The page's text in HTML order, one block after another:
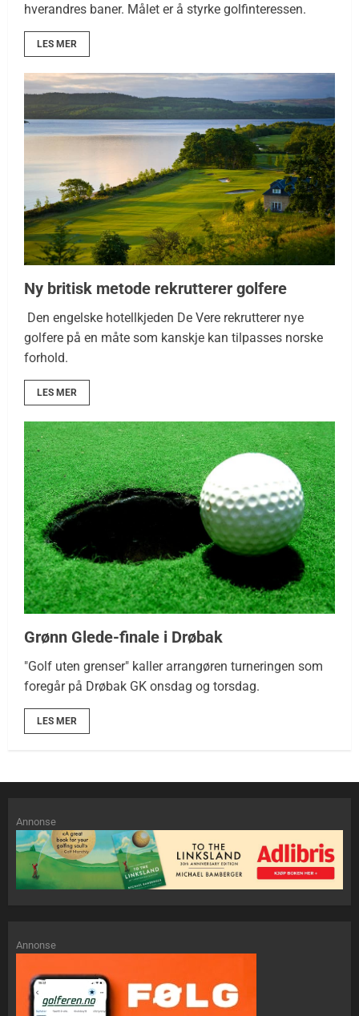
hverandres baner. Målet er å styrke golfinteressen.
LES MER
Ny britisk metode rekrutterer golfere
Den engelske hotellkjeden De Vere rekrutterer nye
golfere på en måte som kanskje kan tilpasses norske
forhold.
LES MER
Grønn Glede-finale i Drøbak
"Golf uten grenser" kaller arrangøren turneringen som
foregår på Drøbak GK onsdag og torsdag.
LES MER
Annonse
Annonse